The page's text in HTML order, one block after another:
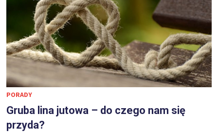
PORADY
Gruba lina jutowa – do czego nam się
przyda?